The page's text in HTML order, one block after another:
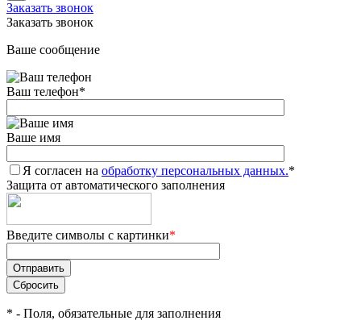
Заказать звонок
Заказать звонок
Ваше сообщение
Ваш телефон*
Ваше имя
Я согласен на обработку персональных данных.*
Защита от автоматического заполнения
Введите символы с картинки*
* - Поля, обязательные для заполнения